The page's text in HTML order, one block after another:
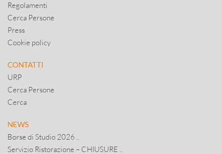
Regolamenti
Cerca Persone
Press
Cookie policy
CONTATTI
URP
Cerca Persone
Cerca
NEWS
Borse di Studio 2026 ..
Servizio Ristorazione – CHIUSURE ..